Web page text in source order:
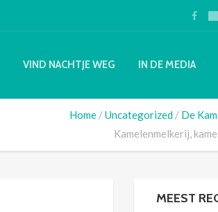
VIND NACHTJE WEG IN DE MEDIA
Home Uncategorized
De
Kamelenmelkerij,
MEEST